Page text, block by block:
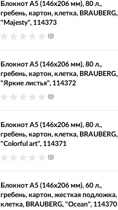
Блокнот А5 (146х206 мм), 80 л.,
гребень, картон, клетка, BRAUBERG,
"Majesty", 114373
(0)
Блокнот А5 (146х206 мм), 80 л.,
гребень, картон, клетка, BRAUBERG,
"Яркие листья", 114372
(0)
Блокнот А5 (146х206 мм), 80 л.,
гребень, картон, клетка, BRAUBERG,
"Colorful art", 114371
(0)
Блокнот А5 (146х206 мм), 60 л.,
гребень, картон, жесткая подложка,
клетка, BRAUBERG, "Ocean", 114370